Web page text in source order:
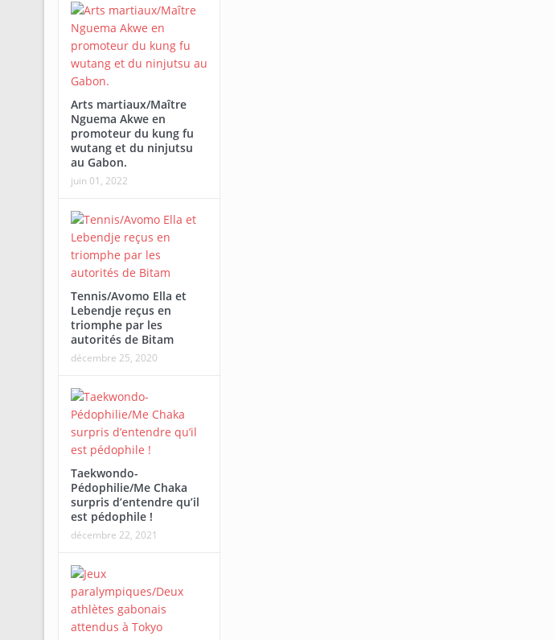
Arts martiaux/Maître
Nguema Akwe en
promoteur du kung fu
wutang et du ninjutsu
au Gabon.
juin 01, 2022
Tennis/Avomo Ella et
Lebendje reçus en
triomphe par les
autorités de Bitam
décembre 25, 2020
Taekwondo-
Pédophilie/Me Chaka
surpris d’entendre qu’il
est pédophile !
décembre 22, 2021